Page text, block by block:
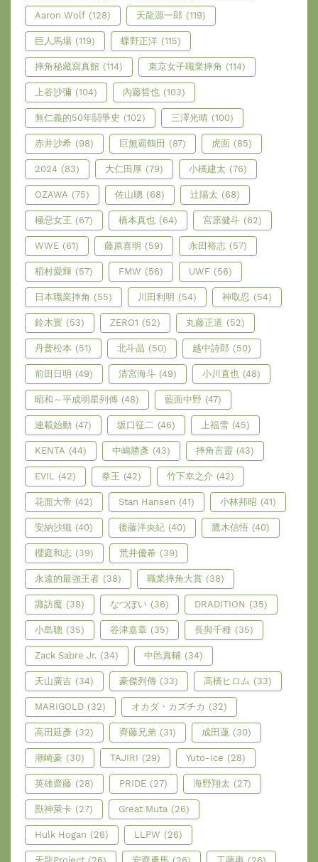
Aaron Wolf (128) 天龍源一郎 (119)
巨人馬場 (119) 蝶野正洋 (115)
摔角秘藏寫真館 (114) 東京女子職業摔角 (114)
上谷沙彌 (104) 內藤哲也 (103)
無仁義的50年鬪爭史 (102) 三澤光晴 (100)
赤井沙希 (98) 巨無霸鶴田 (87) 虎面 (85)
2024 (83) 大仁田厚 (79) 小橋建太 (76)
OZAWA (75) 佐山聰 (68) 辻陽太 (68)
極惡女王 (67) 橋本真也 (64) 宮原健斗 (62)
WWE (61) 藤原喜明 (59) 永田裕志 (57)
稻村愛輝 (57) FMW (56) UWF (56)
日本職業摔角 (55) 川田利明 (54) 神取忍 (54)
鈴木實 (53) ZERO1 (52) 丸藤正道 (52)
丹普松本 (51) 北斗晶 (50) 越中詩郎 (50)
前田日明 (49) 清宮海斗 (49) 小川直也 (48)
昭和～平成明星列傳 (48) 藍面中野 (47)
連載始動 (47) 坂口征二 (46) 上福雪 (45)
KENTA (44) 中嶋勝彥 (43) 摔角言靈 (43)
EVIL (42) 拳王 (42) 竹下幸之介 (42)
花面大帝 (42) Stan Hansen (41) 小林邦昭 (41)
安納沙織 (40) 後藤洋央紀 (40) 鷹木信悟 (40)
櫻庭和志 (39) 荒井優希 (39)
永遠的最強王者 (38) 職業摔角大賞 (38)
諏訪魔 (38) なつぽい (36) DRADITION (35)
小島聰 (35) 谷津嘉章 (35) 長與千種 (35)
Zack Sabre Jr. (34) 中邑真輔 (34)
天山廣吉 (34) 豪傑列傳 (33) 高橋ヒロム (33)
MARIGOLD (32) オカダ・カズチカ (32)
高田延彥 (32) 齊藤兄弟 (31) 成田蓮 (30)
潮崎豪 (30) TAJIRI (29) Yuto-Ice (28)
英雄齋藤 (28) PRIDE (27) 海野翔太 (27)
獸神萊卡 (27) Great Muta (26)
Hulk Hogan (26) LLPW (26)